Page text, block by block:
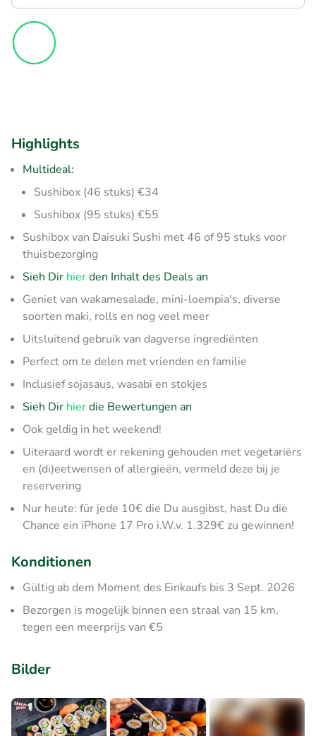
Highlights
Multideal:
Sushibox (46 stuks) €34
Sushibox (95 stuks) €55
Sushibox van Daisuki Sushi met 46 of 95 stuks voor
thuisbezorging
Sieh Dir hierden Inhalt des Deals an
Geniet van wakamesalade, mini-loempia's, diverse
soorten maki, rolls en nog veel meer
Uitsluitend gebruik van dagverse ingrediënten
Perfect om te delen met vrienden en familie
Inclusief sojasaus, wasabi en stokjes
Sieh Dir hierdie Bewertungen an
Ook geldig in het weekend!
Uiteraard wordt er rekening gehouden met vegetariërs
en (di)eetwensen of allergieën, vermeld deze bij je
reservering
Nur heute: für jede 10€ die Du ausgibst, hast Du die
Chance ein iPhone 17 Pro i.W.v. 1.329€ zu gewinnen!
Konditionen
Gültig ab dem Moment des Einkaufs bis 3 Sept. 2026
Bezorgen is mogelijk binnen een straal van 15 km,
tegen een meerprijs van €5
Bilder